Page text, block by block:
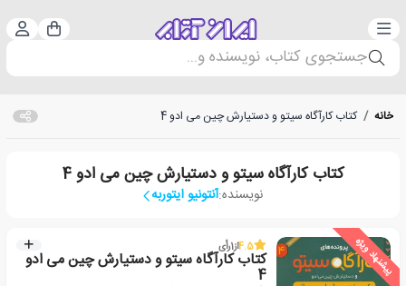
دسته‌بندی سبد
جستجوی کتاب، نویسنده و...
خانه / کتاب کارآگاه سیتو و دستیارش چین می ادو 4
کتاب کارآگاه سیتو و دستیارش چین می ادو 4
نویسنده:آنتونیو ایتوربه
پیشنهاد ویژه 4.5از1رأی
کتاب کارآگاه سیتو و دستیارش چین می ادو
4